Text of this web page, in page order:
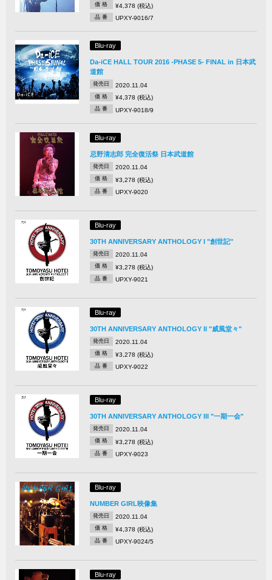
価 格 ¥4,378 (税込)
品 番 UPXY-9016/7
Blu-ray
Da-iCE HALL TOUR 2016 -PHASE 5- FINAL in 日本武
道館
発売日 2020.11.04
価 格 ¥4,378 (税込)
品 番 UPXY-9018/9
Blu-ray
忌野清志郎 完全復活祭 日本武道館
発売日 2020.11.04
価 格 ¥3,278 (税込)
品 番 UPXY-9020
Blu-ray
30TH ANNIVERSARY ANTHOLOGY I "創世記"
発売日 2020.11.04
価 格 ¥3,278 (税込)
品 番 UPXY-9021
Blu-ray
30TH ANNIVERSARY ANTHOLOGY II "威風堂々"
発売日 2020.11.04
価 格 ¥3,278 (税込)
品 番 UPXY-9022
Blu-ray
30TH ANNIVERSARY ANTHOLOGY III "一期一会"
発売日 2020.11.04
価 格 ¥3,278 (税込)
品 番 UPXY-9023
Blu-ray
NUMBER GIRL映像集
発売日 2020.11.04
価 格 ¥4,378 (税込)
品 番 UPXY-9024/5
Blu-ray